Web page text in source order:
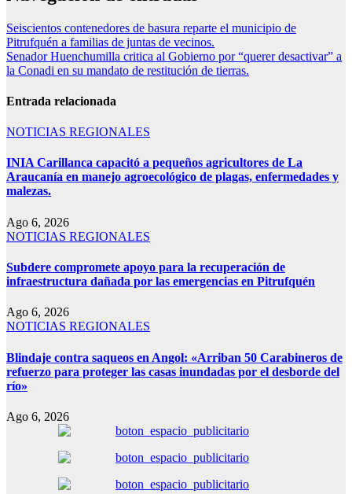
Seiscientos contenedores de basura reparte el municipio de
Pitrufquén a familias de juntas de vecinos.
Senador Huenchumilla critica al Gobierno por “querer desactivar” a
la Conadi en su mandato de restitución de tierras.
Entrada relacionada
NOTICIAS REGIONALES
INIA Carillanca capacitó a pequeños agricultores de La
Araucanía en manejo agroecológico de plagas, enfermedades y
malezas.
Ago 6, 2026
NOTICIAS REGIONALES
Subdere compromete apoyo para la recuperación de
infraestructura dañada por las emergencias en Pitrufquén
Ago 6, 2026
NOTICIAS REGIONALES
Blindaje contra saqueos en Angol: «Arriban 50 Carabineros de
refuerzo para proteger las casas inundadas por el desborde del
río»
Ago 6, 2026